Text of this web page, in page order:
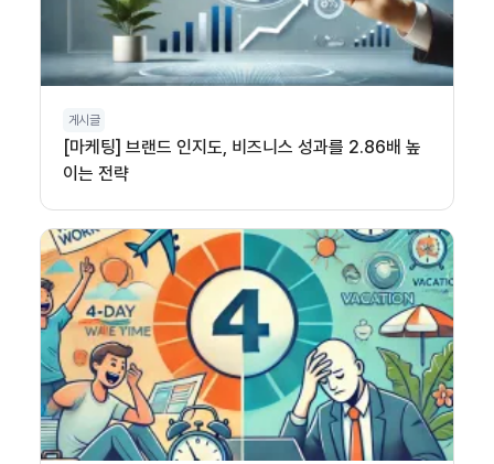
게시글
[마케팅] 브랜드 인지도, 비즈니스 성과를 2.86배 높
이는 전략